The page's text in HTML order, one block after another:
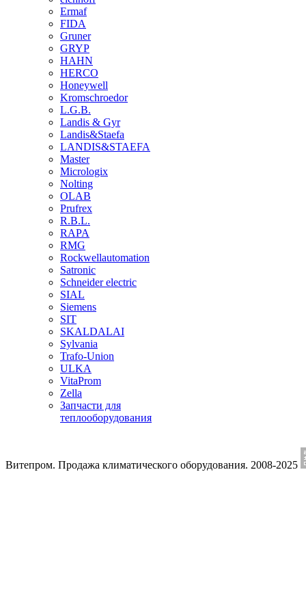
Ermaf
FIDA
Gruner
GRYP
HAHN
HERCO
Honeywell
Kromschroedor
L.G.B.
Landis & Gyr
Landis&Staefa
LANDIS&STAEFA
Master
Micrologix
Nolting
OLAB
Prufrex
R.B.L.
RAPA
RMG
Rockwellautomation
Satronic
Schneider electric
SIAL
Siemens
SIT
SKALDALAI
Sylvania
Trafo-Union
ULKA
VitaProm
Zella
Запчасти для
теплооборудования
Витепром. Продажа климатического оборудования. 2008-2025